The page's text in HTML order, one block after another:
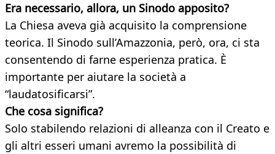
Era necessario, allora, un Sinodo apposito?
La Chiesa aveva già acquisito la comprensione
teorica. Il Sinodo sull’Amazzonia, però, ora, ci sta
consentendo di farne esperienza pratica. È
importante per aiutare la società a
“laudatosificarsi”.
Che cosa significa?
Solo stabilendo relazioni di alleanza con il Creato e
gli altri esseri umani avremo la possibilità di